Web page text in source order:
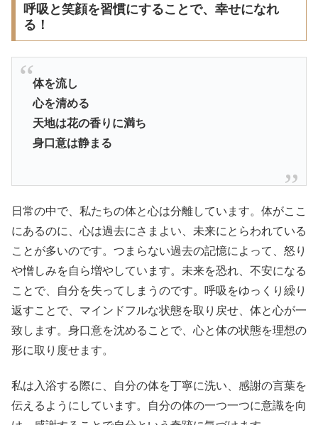
呼吸と笑顔を習慣にすることで、幸せになれ
る！
体を流し
心を清める
天地は花の香りに満ち
身口意は静まる
日常の中で、私たちの体と心は分離しています。体がここ
にあるのに、心は過去にさまよい、未来にとらわれている
ことが多いのです。つまらない過去の記憶によって、怒り
や憎しみを自ら増やしています。未来を恐れ、不安になる
ことで、自分を失ってしまうのです。呼吸をゆっくり繰り
返すことで、マインドフルな状態を取り戻せ、体と心が一
致します。身口意を沈めることで、心と体の状態を理想の
形に取り度せます。
私は入浴する際に、自分の体を丁寧に洗い、感謝の言葉を
伝えるようにしています。自分の体の一つ一つに意識を向